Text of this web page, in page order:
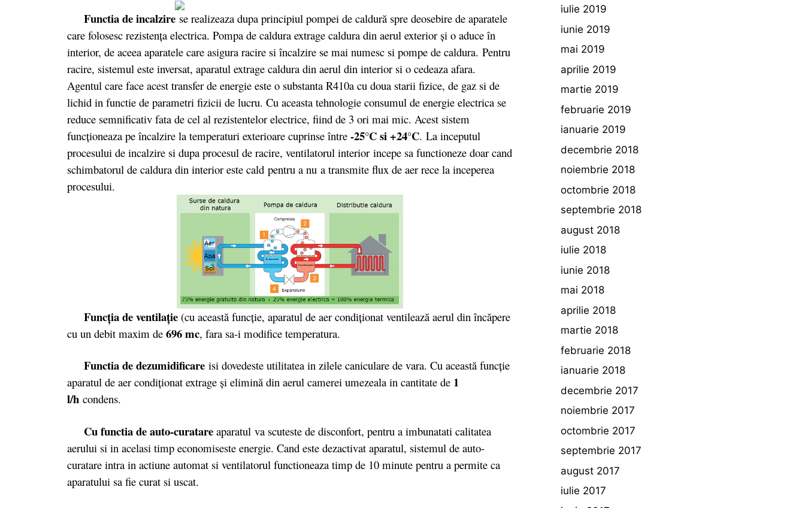
Functia de incalzire se realizeaza dupa principiul pompei de caldură spre deosebire de aparatele
care folosesc rezistenţa electrica. Pompa de caldura extrage caldura din aerul exterior şi o aduce în
interior, de aceea aparatele care asigura racire si încalzire se mai numesc si pompe de caldura. Pentru
racire, sistemul este inversat, aparatul extrage caldura din aerul din interior si o cedeaza afara.
Agentul care face acest transfer de energie este o substanta R410a cu doua starii fizice, de gaz si de
lichid in functie de parametri fizicii de lucru. Cu aceasta tehnologie consumul de energie electrica se
reduce semnificativ fata de cel al rezistentelor electrice, fiind de 3 ori mai mic. Acest sistem
funcționeaza pe încalzire la temperaturi exterioare cuprinse între -25°C si +24°C. La inceputul
procesului de incalzire si dupa procesul de racire, ventilatorul interior incepe sa functioneze doar cand
schimbatorul de caldura din interior este cald pentru a nu a transmite flux de aer rece la inceperea
procesului.
Funcţia de ventilaţie (cu această funcţie, aparatul de aer condiţionat ventilează aerul din încăpere
cu un debit maxim de 696 mc, fara sa-i modifice temperatura.
Functia de dezumidificare isi dovedeste utilitatea in zilele caniculare de vara. Cu această funcţie
aparatul de aer condiţionat extrage şi elimină din aerul camerei umezeala in cantitate de 1
l/h condens.
Cu functia deauto-curatare aparatul va scuteste de disconfort, pentru a imbunatati calitatea
aerului si in acelasi timp economiseste energie. Cand este dezactivat aparatul, sistemul de auto-
curatare intra in actiune automat si ventilatorul functioneaza timp de 10 minute pentru a permite ca
aparatului sa fie curat si uscat.
iulie 2019
iunie 2019
mai 2019
aprilie 2019
martie 2019
februarie 2019
ianuarie 2019
decembrie 2018
noiembrie 2018
octombrie 2018
septembrie 2018
august 2018
iulie 2018
iunie 2018
mai 2018
aprilie 2018
martie 2018
februarie 2018
ianuarie 2018
decembrie 2017
noiembrie 2017
octombrie 2017
septembrie 2017
august 2017
iulie 2017